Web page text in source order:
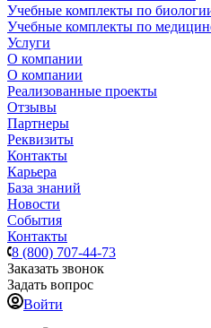
Учебные комплекты по
Учебные комплекты по
Услуги
О компании
О компании
Реализованные проекты
Отзывы
Партнеры
Реквизиты
Контакты
Карьера
База знаний
Новости
События
Контакты
8 (800) 707-44-73
Заказать звонок
Задать вопрос
Войти